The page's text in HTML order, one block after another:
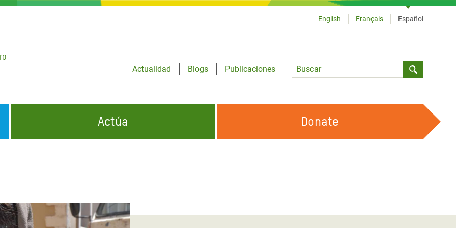
Actualidad
Blogs
Publicaciones
Language
English Français Español
por la Crisis en
Actúa Donate